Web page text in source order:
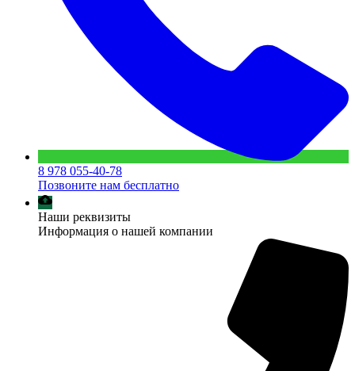
8 978 055-40-78
Позвоните нам бесплатно
Наши реквизиты
Информация о нашей компании